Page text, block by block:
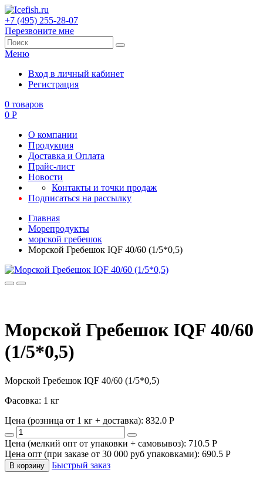
+7 (495) 255-28-07
Перезвоните мне
Меню
Вход в личный кабинет
Регистрация
0 товаров
0 Р
О компании
Продукция
Доставка и Оплата
Прайс-лист
Новости
Контакты и точки продаж
Подписаться на рассылку
Главная
Морепродукты
морской гребешок
Морской Гребешок IQF 40/60 (1/5*0,5)
Морской Гребешок IQF 40/60
(1/5*0,5)
Морской Гребешок IQF 40/60 (1/5*0,5)
Фасовка: 1 кг
Цена (розница от 1 кг + доставка): 832.0 P
Цена (мелкий опт от упаковки + самовывоз): 710.5 P
Цена опт (при заказе от 30 000 руб упаковками): 690.5 P
В корзину Быстрый заказ